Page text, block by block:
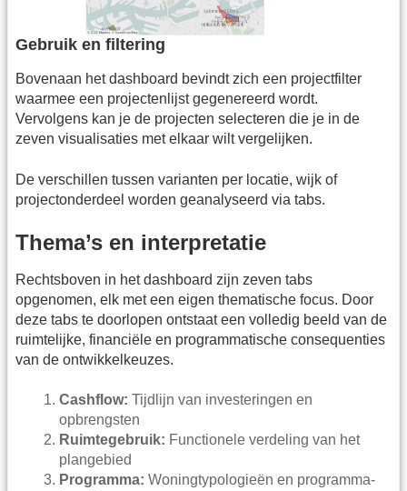
Gebruik en filtering
Bovenaan het dashboard bevindt zich een projectfilter
waarmee een projectenlijst gegenereerd wordt.
Vervolgens kan je de projecten selecteren die je in de
zeven visualisaties met elkaar wilt vergelijken.
De verschillen tussen varianten per locatie, wijk of
projectonderdeel worden geanalyseerd via tabs.
Thema’s en interpretatie
Rechtsboven in het dashboard zijn zeven tabs
opgenomen, elk met een eigen thematische focus. Door
deze tabs te doorlopen ontstaat een volledig beeld van de
ruimtelijke, financiële en programmatische consequenties
van de ontwikkelkeuzes.
Cashflow: Tijdlijn van investeringen en
opbrengsten
Ruimtegebruik: Functionele verdeling van het
plangebied
Programma: Woningtypologieën en programma-